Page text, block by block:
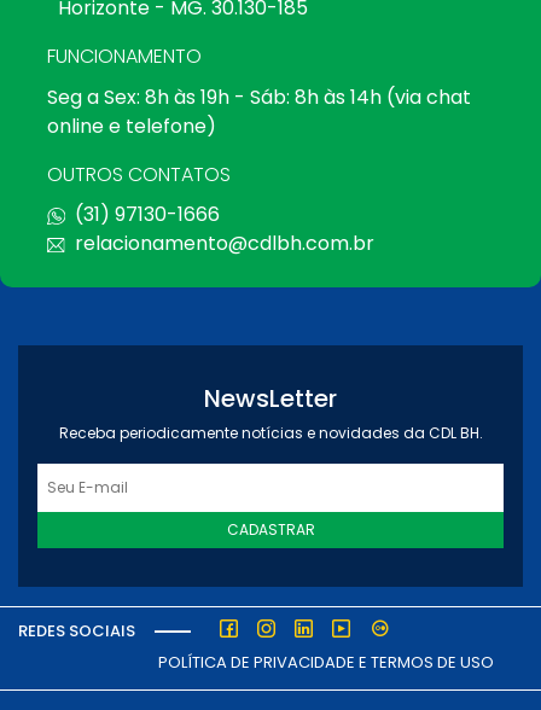
Horizonte - MG. 30.130-185
FUNCIONAMENTO
Seg a Sex: 8h às 19h - Sáb: 8h às 14h (via chat
online e telefone)
OUTROS CONTATOS
(31) 97130-1666
relacionamento@cdlbh.com.br
NewsLetter
Receba periodicamente notícias e novidades da CDL BH.
CADASTRAR
REDES SOCIAIS
POLÍTICA DE PRIVACIDADE E TERMOS DE USO